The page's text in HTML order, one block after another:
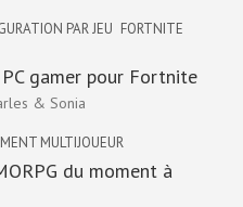
PAR JEU FORTNITE
gamer pour Fortnite
& Sonia
MULTIJOUEUR
du moment à